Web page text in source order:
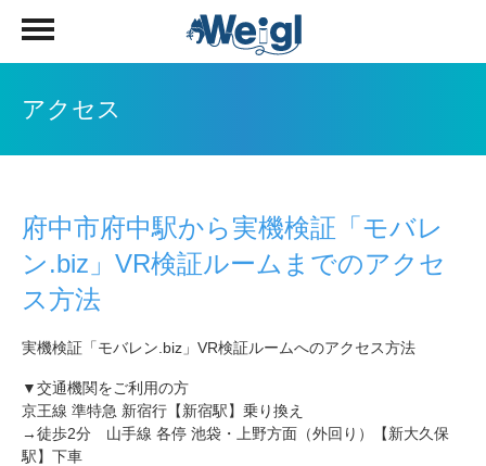
アクセス
府中市府中駅から実機検証「モバレ
ン.biz」VR検証ルームまでのアクセ
ス方法
実機検証「モバレン.biz」VR検証ルームへのアクセス方法
▼交通機関をご利用の方
京王線 準特急 新宿行【新宿駅】乗り換え
→徒歩2分 山手線 各停 池袋・上野方面（外回り）【新大久保
駅】下車